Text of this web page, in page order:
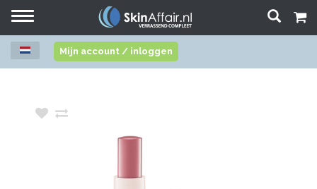
Toggle
Mijn account / inloggen